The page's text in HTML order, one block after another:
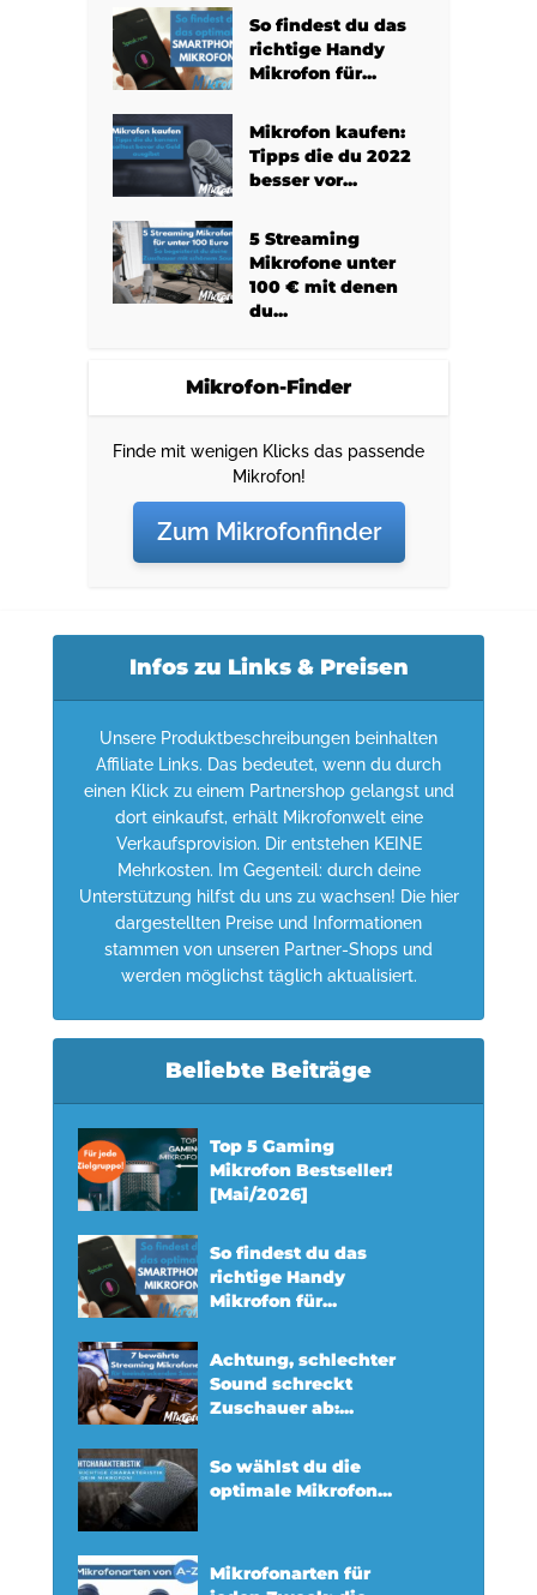
So findest du das
richtige Handy
Mikrofon für...
Mikrofon kaufen:
Tipps die du 2022
besser vor...
5 Streaming
Mikrofone unter
100 € mit denen
du...
Mikrofon-Finder
Finde mit wenigen Klicks das passende
Mikrofon!
Zum Mikrofonfinder
Infos zu Links & Preisen
Unsere Produktbeschreibungen beinhalten
Affiliate Links. Das bedeutet, wenn du durch
einen Klick zu einem Partnershop gelangst und
dort einkaufst, erhält Mikrofonwelt eine
Verkaufsprovision. Dir entstehen KEINE
Mehrkosten. Im Gegenteil: durch deine
Unterstützung hilfst du uns zu wachsen! Die hier
dargestellten Preise und Informationen
stammen von unseren Partner-Shops und
werden möglichst täglich aktualisiert.
Beliebte Beiträge
Top 5 Gaming
Mikrofon Bestseller!
[Mai/2026]
So findest du das
richtige Handy
Mikrofon für...
Achtung, schlechter
Sound schreckt
Zuschauer ab:...
So wählst du die
optimale Mikrofon...
Mikrofonarten für